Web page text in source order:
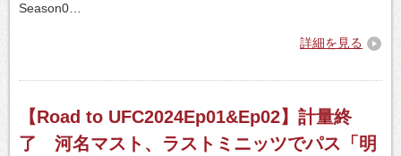
Season0…
詳細を見る
【Road to UFC2024Ep01&Ep02】計量終
了 河名マスト、ラストミニッツでパス「明